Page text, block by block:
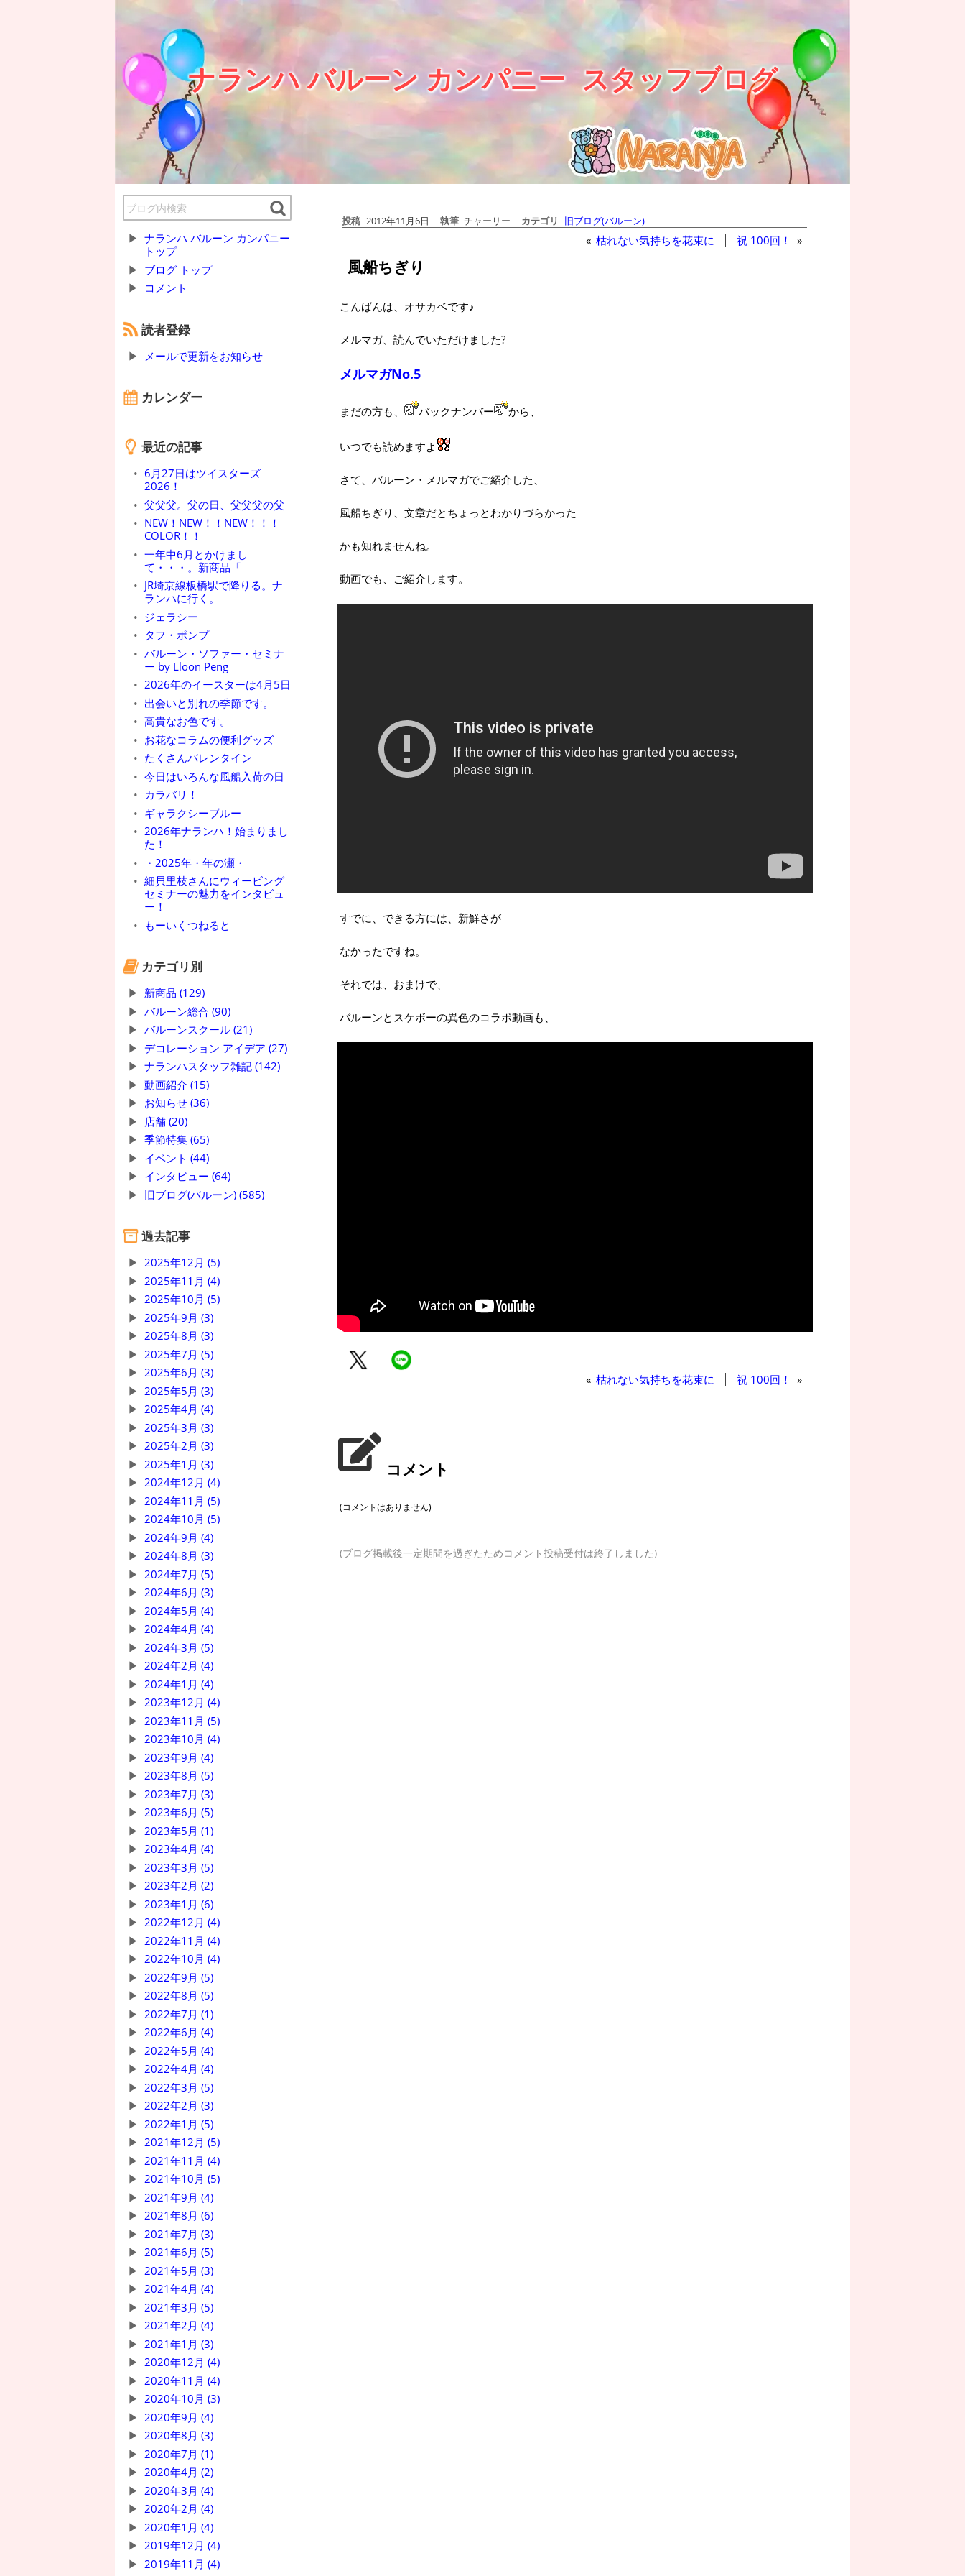
ナランハ バルーン カンパニー スタッフブログ
ナランハ バルーン カンパニー
トップ
ブログ トップ
コメント
読者登録
メールで更新をお知らせ
カレンダー
最近の記事
6月27日はツイスターズ
2026！
父父父。父の日、父父父の父
NEW！NEW！！NEW！！！
COLOR！！
一年中6月とかけまし
て・・・。新商品「
JR埼京線板橋駅で降りる。ナ
ランハに行く。
ジェラシー
タフ・ポンプ
バルーン・ソファー・セミナ
ー by Lloon Peng
2026年のイースターは4月5日
出会いと別れの季節です。
高貴なお色です。
お花なコラムの便利グッズ
たくさんバレンタイン
今日はいろんな風船入荷の日
カラバリ！
ギャラクシーブルー
2026年ナランハ！始まりまし
た！
・2025年・年の瀬・
細貝里枝さんにウィービング
セミナーの魅力をインタビュ
ー！
もーいくつねると
カテゴリ別
新商品 (129)
バルーン総合 (90)
バルーンスクール (21)
デコレーション アイデア (27)
ナランハスタッフ雑記 (142)
動画紹介 (15)
お知らせ (36)
店舗 (20)
季節特集 (65)
イベント (44)
インタビュー (64)
旧ブログ(バルーン) (585)
過去記事
2025年12月 (5)
2025年11月 (4)
2025年10月 (5)
2025年9月 (3)
2025年8月 (3)
2025年7月 (5)
2025年6月 (3)
2025年5月 (3)
2025年4月 (4)
2025年3月 (3)
2025年2月 (3)
2025年1月 (3)
2024年12月 (4)
2024年11月 (5)
2024年10月 (5)
2024年9月 (4)
2024年8月 (3)
2024年7月 (5)
2024年6月 (3)
2024年5月 (4)
2024年4月 (4)
2024年3月 (5)
2024年2月 (4)
2024年1月 (4)
2023年12月 (4)
2023年11月 (5)
2023年10月 (4)
2023年9月 (4)
2023年8月 (5)
2023年7月 (3)
2023年6月 (5)
2023年5月 (1)
2023年4月 (4)
2023年3月 (5)
2023年2月 (2)
2023年1月 (6)
2022年12月 (4)
2022年11月 (4)
2022年10月 (4)
2022年9月 (5)
2022年8月 (5)
2022年7月 (1)
2022年6月 (4)
2022年5月 (4)
2022年4月 (4)
2022年3月 (5)
2022年2月 (3)
2022年1月 (5)
2021年12月 (5)
2021年11月 (4)
2021年10月 (5)
2021年9月 (4)
2021年8月 (6)
2021年7月 (3)
2021年6月 (5)
2021年5月 (3)
2021年4月 (4)
2021年3月 (5)
2021年2月 (4)
2021年1月 (3)
2020年12月 (4)
2020年11月 (4)
2020年10月 (3)
2020年9月 (4)
2020年8月 (3)
2020年7月 (1)
2020年4月 (2)
2020年3月 (4)
2020年2月 (4)
2020年1月 (4)
2019年12月 (4)
2019年11月 (4)
投稿 2012年11月6日 執筆 チャーリー カテゴリ 旧ブログ(バルーン)
« 枯れない気持ちを花束に 祝 100回！ »
風船ちぎり
こんばんは、オサカベです♪
メルマガ、読んでいただけました?
メルマガNo.5
まだの方も、 バックナンバー から、
いつでも読めますよ
さて、バルーン・メルマガでご紹介した、
風船ちぎり、文章だとちょっとわかりづらかった
かも知れませんね。
動画でも、ご紹介します。
すでに、できる方には、新鮮さが
なかったですね。
それでは、おまけで、
バルーンとスケボーの異色のコラボ動画も、
« 枯れない気持ちを花束に 祝 100回！ »
コメント
(コメントはありません)
(ブログ掲載後一定期間を過ぎたためコメント投稿受付は終了しました)